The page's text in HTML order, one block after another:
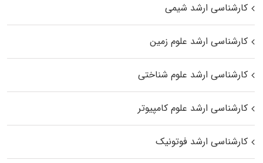
کارشناسی ارشد شیمی
کارشناسی ارشد علوم زمین
کارشناسی ارشد علوم شناختی
کارشناسی ارشد علوم کامپیوتر
کارشناسی ارشد فوتونیک